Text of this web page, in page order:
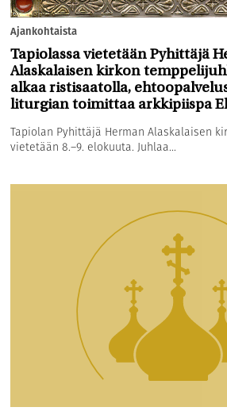
Ajankohtaista
Tapiolassa vietetään Pyhittäjä
Alaskalaisen kirkon
alkaa ristisaatolla,
liturgian toimittaa arkkipiispa
Tapiolan Pyhittäjä Herman Alaskalaisen
vietetään 8.–9. elokuuta. Juhlaa...